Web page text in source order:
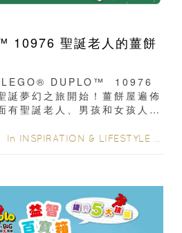
10976 聖誕老人的薑餅
LEGO® DUPLO™ 10976
誕夢幻之旅開始！薑餅屋遍佈
有聖誕老人、男孩和女孩人
In INSPIRATION & LIFESTYLE